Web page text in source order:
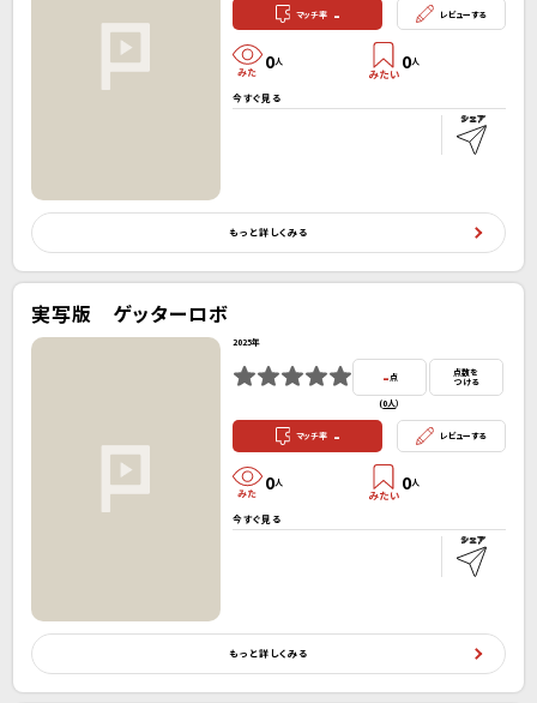
マッチ率 - レビューする
0人 0人
今すぐ見る
もっと詳しくみる
実写版 ゲッターロボ
2025年
-点
(0人）
点数を
つける
マッチ率 - レビューする
0人 0人
今すぐ見る
もっと詳しくみる